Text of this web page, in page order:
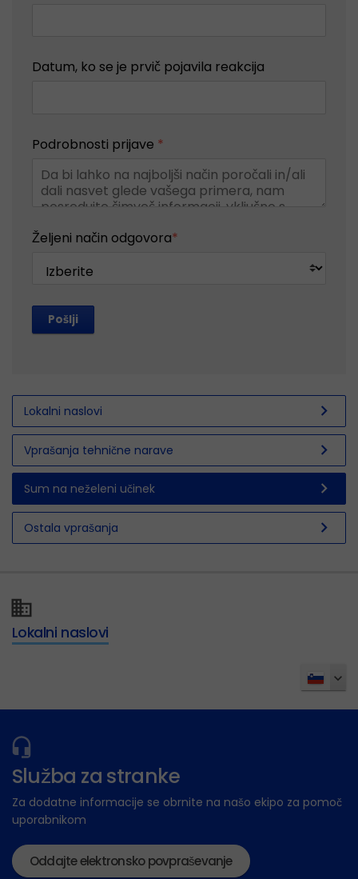
Datum, ko se je prvič pojavila reakcija
Podrobnosti prijave *
Željeni način odgovora*
Pošlji
Lokalni naslovi chevron_right
Vprašanja tehnične narave chevron_right
Sum na neželeni učinek chevron_right
Ostala vprašanja chevron_right
Lokalni naslovi
Služba za stranke
Za dodatne informacije se obrnite na našo ekipo za pomoč
uporabnikom
Oddajte elektronsko povpraševanje